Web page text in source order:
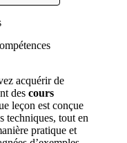
acquérir de
des cours
leçon est conçue
techniques, tout en
pratique et